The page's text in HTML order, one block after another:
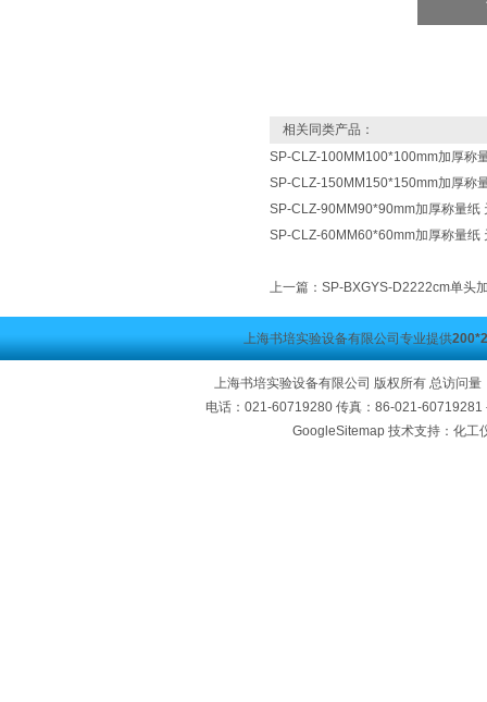
相关同类产品：
SP-CLZ-100MM100*100mm加厚称
SP-CLZ-150MM150*150mm加厚称
SP-CLZ-90MM90*90mm加厚称量纸
SP-CLZ-60MM60*60mm加厚称量纸
上一篇： SP-BXGYS-D2222cm单头
上海书培实验设备有限公司专业提供
上海书培实验设备有限公司 版权所有 总访问量
电话：021-60719280 传真：86-021-
GoogleSitemap技术支持：化工